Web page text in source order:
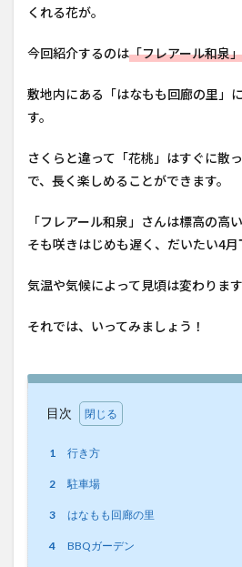
くれる花が。
今回紹介するのは「フレアール和泉
敷地内にある「はなもも回廊の里」
す。
さくらと違って「花桃」はすぐに散
で、長く楽しめることができます。
「フレアール和泉」さんは標高の高
そも咲きはじめも遅く、だいたい4月
気温や気候によって見頃は変わります
それでは、いってみましょう！
目次
1 行き方
2 駐車場
3 はなもも回廊の里
4 BBQガーデン